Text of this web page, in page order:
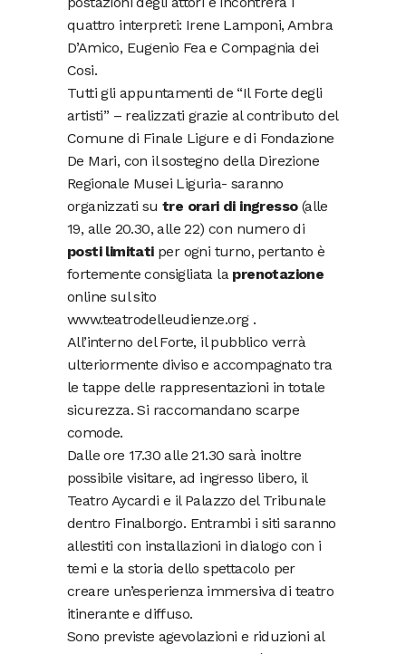
quattro interpreti: Irene Lamponi, Ambra
D’Amico, Eugenio Fea e Compagnia dei
Cosi.
Tutti gli appuntamenti de “Il Forte degli
artisti” – realizzati grazie al contributo del
Comune di Finale Ligure e di Fondazione
De Mari, con il sostegno della Direzione
Regionale Musei Liguria- saranno
organizzati sutre orari di ingresso(alle
19, alle 20.30, alle 22) con numero di
posti limitatiper ogni turno, pertanto è
fortemente consigliata la prenotazione
online sul sito
www.teatrodelleudienze.org .
All’interno del Forte, il pubblico verrà
ulteriormente diviso e accompagnato tra
le tappe delle rappresentazioni in totale
sicurezza. Si raccomandano scarpe
comode.
Dalle ore 17.30 alle 21.30 sarà inoltre
possibile visitare, ad ingresso libero, il
Teatro Aycardi e il Palazzo del Tribunale
dentro Finalborgo. Entrambi i siti saranno
allestiti con installazioni in dialogo con i
temi e la storia dello spettacolo per
creare un’esperienza immersiva di teatro
itinerante e diffuso.
Sono previste agevolazioni e riduzioni al